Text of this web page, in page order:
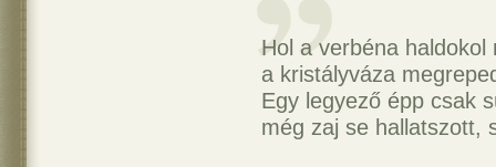
Hol a verbéna haldokol
a kristályváza
Egy legyező épp csak
még zaj se hallatszott,